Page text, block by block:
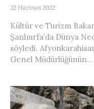
22 Haziran 2022
Kültür ve Turizm
Şanlıurfa’da Dünya
söyledi.
Genel Müdürlüğünün...